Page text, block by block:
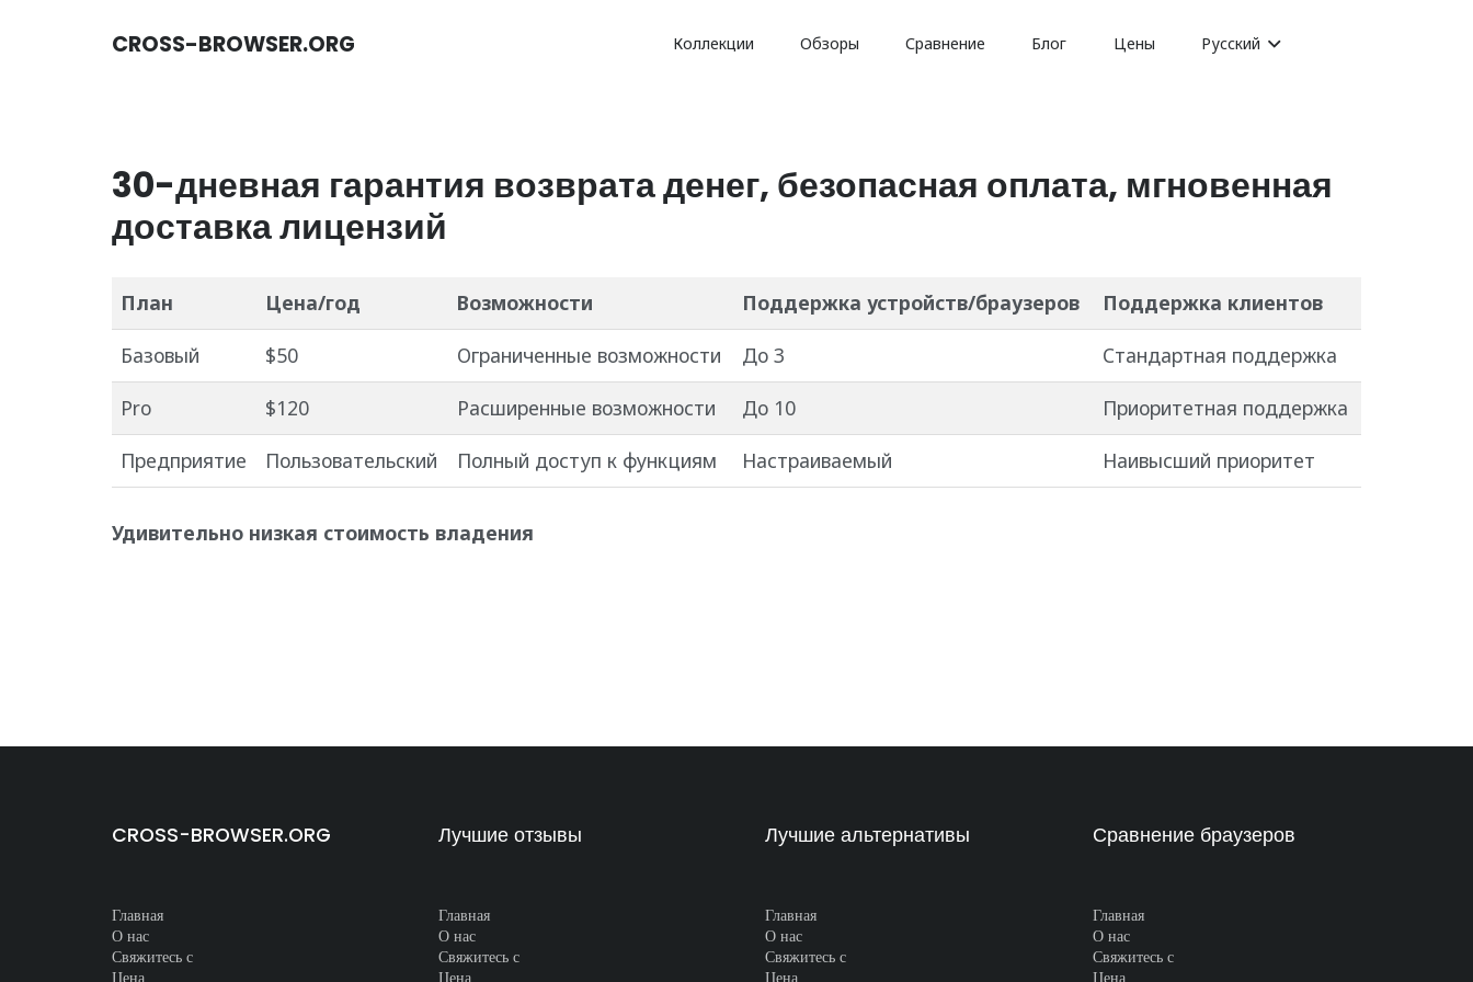
CROSS-BROWSER.ORG Коллекции Обзоры Сравнение Блог Цены Русский
30-дневная гарантия возврата денег, безопасная оплата, мгновенная
доставка лицензий
План Цена/год Возможности Поддержка устройств/браузеров
Поддержка клиентов
Базовый
$50 Ограниченные возможности До 3
Стандартная поддержка
Pro
$120 Расширенные возможности До 10
Приоритетная поддержка
Предприятие
Пользовательский Полный доступ к функциям Настраиваемый Наивысший приоритет
Удивительно низкая стоимость владения
CROSS-BROWSER.ORG
Главная
О нас
Свяжитесь с
Лучшие отзывы
Главная
О нас
Свяжитесь с
Лучшие альтернативы
Главная
О нас
Свяжитесь с
Сравнение браузеров
Главная
О нас
Свяжитесь с